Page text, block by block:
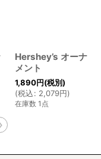
Hershey’s オーナ
メント
1,890円(税別)
(税込: 2,079円)
在庫数 1点